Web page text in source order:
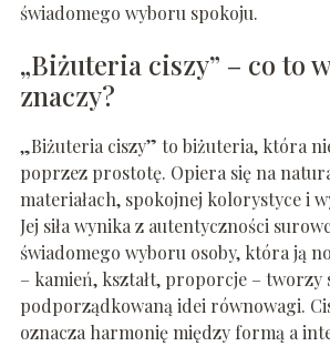
świadomego wyboru spokoju.
„Biżuteria ciszy” – co to
znaczy?
„Biżuteria ciszy” to biżuteria, która
poprzez prostotę. Opiera się na
materiałach, spokojnej kolorystyce i
Jej siła wynika z autentyczności
świadomego wyboru osoby, która ją
– kamień, kształt, proporcje – tworzy
podporządkowaną idei równowagi.
oznacza harmonię między formą a